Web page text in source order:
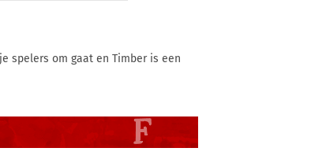
spelers om gaat en Timber is een